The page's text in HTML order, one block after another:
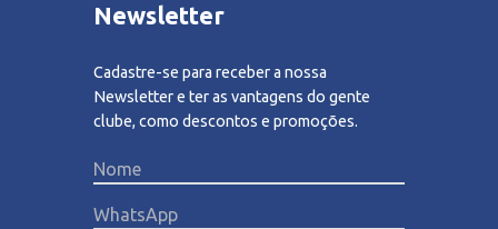
Newsletter
Cadastre-se para receber a nossa
Newsletter e ter as vantagens do gente
clube, como descontos e promoções.